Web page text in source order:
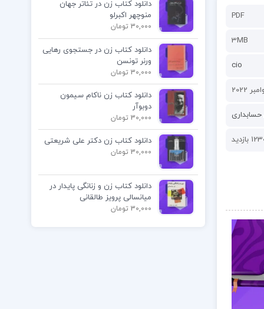
PDF
3MB
cio
بازدید
دانلود کتاب زن در تئاتر جهان
منوچهر اکبرلو
30,000 تومان
دانلود کتاب زن در جستجوی رهایی
ورنر تونسن
30,000 تومان
دانلود کتاب زن ناکام سیمون
دوبوآر
30,000 تومان
دانلود کتاب زن دکتر علی شریعتی
30,000 تومان
دانلود کتاب زن و زنانگی پایدار در
میانسالی پرویز طالقانی
30,000 تومان